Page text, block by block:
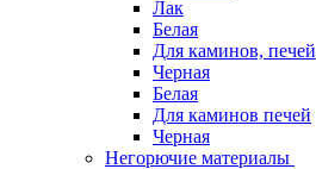
Лак
Белая
Для каминов, печей
Черная
Белая
Для каминов печей
Черная
Негорючие материалы